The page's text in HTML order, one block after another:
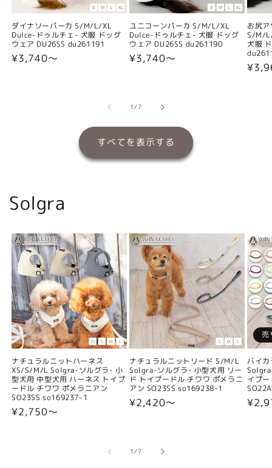
ダイナソーパーカ S/M/L/XL
Dulce-ドゥルチェ- 犬服 ドッグ
ウェア DU26SS du261191
通
¥3,740〜
ユニコーンパーカ S/M/L/XL
Dulce-ドゥルチェ- 犬服 ドッグ
ウェア DU26SS du261190
通
¥3,740〜
お尻
S/M/
犬服
通
1/の
7
すべてを表示する
Solgra
ナチュラルニットハーネス
XS/S/M/L Solgra-ソルグラ- 小
型犬用 中型犬用 ハーネス トイプ
ードル チワワ ポメラニアン
SO23SS so169237-1
通
¥2,750〜
ナチュラルニットリード S/M/L
Solgra-ソルグラ- 小型犬用 リー
ド トイプードル チワワ ポメラニ
アン SO23SS so169238-1
通
¥2,420〜
売
バイ
イプ
通
1/の
7